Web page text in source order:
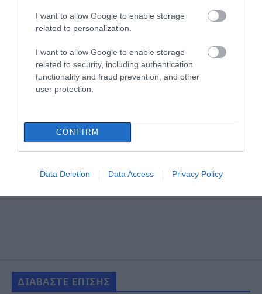
I want to allow Google to enable storage
related to personalization.
I want to allow Google to enable storage
related to security, including authentication
functionality and fraud prevention, and other
user protection.
CONFIRM
Data Deletion Data Access Privacy Policy
ΔΙΑΒΑΣΤΕ ΕΠΙΣΗΣ